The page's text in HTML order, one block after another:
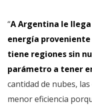
“A Argentina le
energía
tiene regiones sin
parámetro a tener
cantidad de nubes,
menor eficiencia